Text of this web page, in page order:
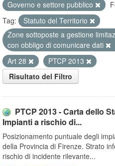
Governo e settore pubblico
Tag:
Statuto del Territorio
Zone sottoposte a gestione
con obbligo di comunicare dati
Art 28
PTCP 2013
Risultato del Filtro
PTCP 2013 - Carta dello
Impianti a rischio di...
Posizionamento puntuale degli
della Provincia di Firenze. Strato
rischio di incidente rilevante...